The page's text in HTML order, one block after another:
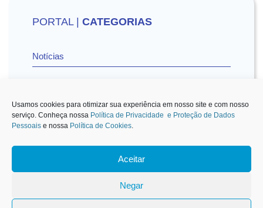
Usamos cookies para otimizar sua experiência em nosso site e com nosso
serviço. Conheça nossa Política de Privacidade e Proteção de Dados
Pessoais e nossa Política de Cookies.
Aceitar
Negar
PORTAL | CATEGORIAS
Notícias